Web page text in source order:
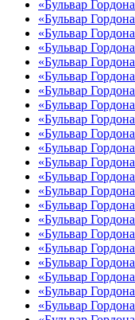
«Бульвар
«Бульвар
«Бульвар
«Бульвар
«Бульвар
«Бульвар
«Бульвар
«Бульвар
«Бульвар
«Бульвар
«Бульвар
«Бульвар
«Бульвар
«Бульвар
«Бульвар
«Бульвар
«Бульвар
«Бульвар
«Бульвар
«Бульвар
«Бульвар
«Бульвар